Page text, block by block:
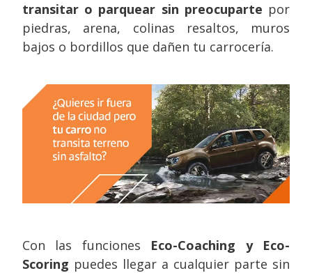
transitar o parquear sin preocuparte por
piedras, arena, colinas resaltos, muros
bajos o bordillos que dañen tu carrocería.
Con las funciones Eco-Coaching y Eco-
Scoring puedes llegar a cualquier parte sin